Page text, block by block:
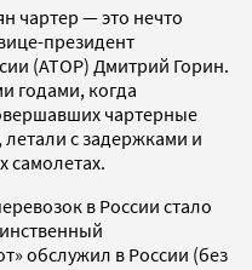
чартер — это нечто
президент
(АТОР) Дмитрий Горин.
годами, когда
чартерные
с задержками и
самолетах.
в России стало
обслужил в России (без